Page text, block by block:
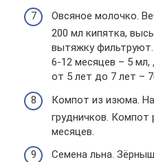
Овсяное молочко.
200 мл кипятка,
вытяжку
6-12 месяцев – 5 мл,
от 5 лет до 7 лет –
Компот из изюма.
грудничков. Компот
месяцев.
Семена льна.